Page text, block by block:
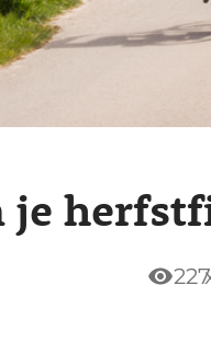
je
227